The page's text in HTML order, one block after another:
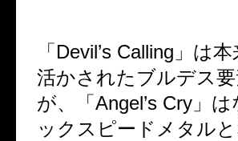
「Devil’s Calling」は
活かされたブルデス
が、「Angel’s Cry」
ックスピードメタル